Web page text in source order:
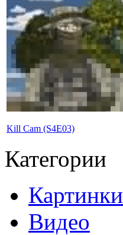
Kill Cam (S4E03)
Категории
Картинки
Видео